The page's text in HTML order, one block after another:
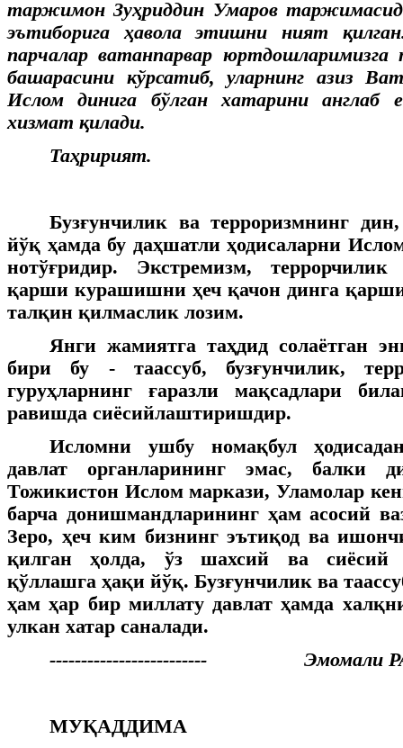
таржимон Зуҳриддин Умаров
эътиборига ҳавола этишни ният
парчалар ватанпарвар юртдошларимизга
башарасини кўрсатиб, уларнинг азиз
Ислом динига бўлган хатарини англаб
хизмат қилади.
Таҳририят.
Бузғунчилик ва терроризмнинг
йўқ ҳамда бу даҳшатли ҳодисаларни
нотўғридир. Экстремизм,
қарши курашишни ҳеч қачон динга
талқин қилмаслик лозим.
Янги жамиятга таҳдид солаётган
бири бу - таассуб, бузғунчилик,
гуруҳларнинг ғаразли мақсадлари
равишда сиёсийлаштиришдир.
Исломни ушбу номақбул
давлат органларининг эмас, балки
Тожикистон Ислом маркази, Уламолар
барча донишмандларининг ҳам асосий
Зеро, ҳеч ким бизнинг эътиқод ва
қилган ҳолда, ўз шахсий ва сиёсий
қўллашга ҳақи йўқ. Бузғунчилик ва
ҳам ҳар бир миллату давлат ҳамда
улкан хатар саналади.
------------------------- Эмомали
МУҚАДДИМА